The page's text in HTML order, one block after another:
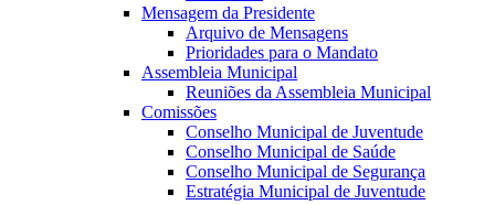
Mensagem da Presidente
Arquivo de Mensagens
Prioridades para o Mandato
Assembleia Municipal
Reuniões da Assembleia Municipal
Comissões
Conselho Municipal de Juventude
Conselho Municipal de Saúde
Conselho Municipal de Segurança
Estratégia Municipal de Juventude